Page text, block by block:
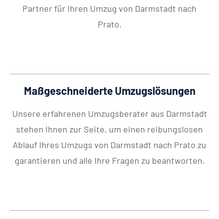
Partner für Ihren Umzug von Darmstadt nach
Prato.
Maßgeschneiderte Umzugslösungen
Unsere erfahrenen Umzugsberater aus Darmstadt
stehen Ihnen zur Seite, um einen reibungslosen
Ablauf Ihres Umzugs von Darmstadt nach Prato zu
garantieren und alle Ihre Fragen zu beantworten.